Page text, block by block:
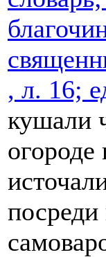
, л. 16;
кушали
посреди